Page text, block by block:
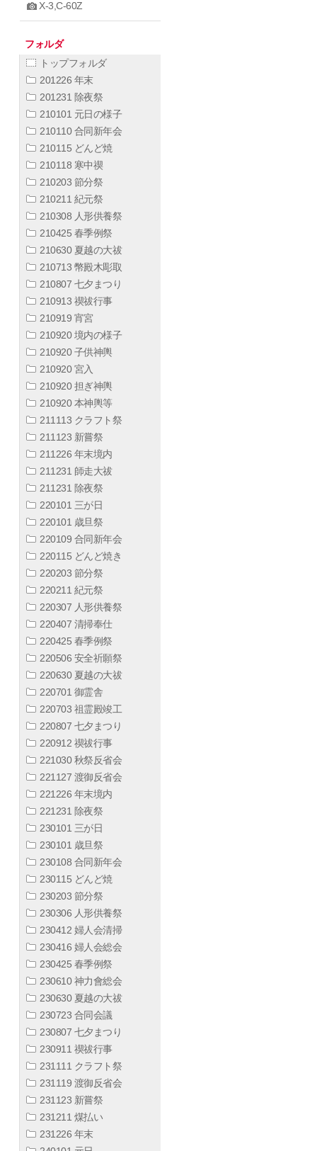
X-3,C-60Z
フォルダ
トップフォルダ
201226 年末
201231 除夜祭
210101 元日の様子
210110 合同新年会
210115 どんど焼
210118 寒中禊
210203 節分祭
210211 紀元祭
210308 人形供養祭
210425 春季例祭
210630 夏越の大祓
210713 幣殿木彫取
210807 七夕まつり
210913 禊祓行事
210919 宵宮
210920 境内の様子
210920 子供神輿
210920 宮入
210920 担ぎ神輿
210920 本神輿等
211113 クラフト祭
211123 新嘗祭
211226 年末境内
211231 師走大祓
211231 除夜祭
220101 三が日
220101 歳旦祭
220109 合同新年会
220115 どんど焼き
220203 節分祭
220211 紀元祭
220307 人形供養祭
220407 清掃奉仕
220425 春季例祭
220506 安全祈願祭
220630 夏越の大祓
220701 御霊舎
220703 祖霊殿竣工
220807 七夕まつり
220912 禊祓行事
221030 秋祭反省会
221127 渡御反省会
221226 年末境内
221231 除夜祭
230101 三が日
230101 歳旦祭
230108 合同新年会
230115 どんど焼
230203 節分祭
230306 人形供養祭
230412 婦人会清掃
230416 婦人会総会
230425 春季例祭
230610 神力會総会
230630 夏越の大祓
230723 合同会議
230807 七夕まつり
230911 禊祓行事
231111 クラフト祭
231119 渡御反省会
231123 新嘗祭
231211 煤払い
231226 年末